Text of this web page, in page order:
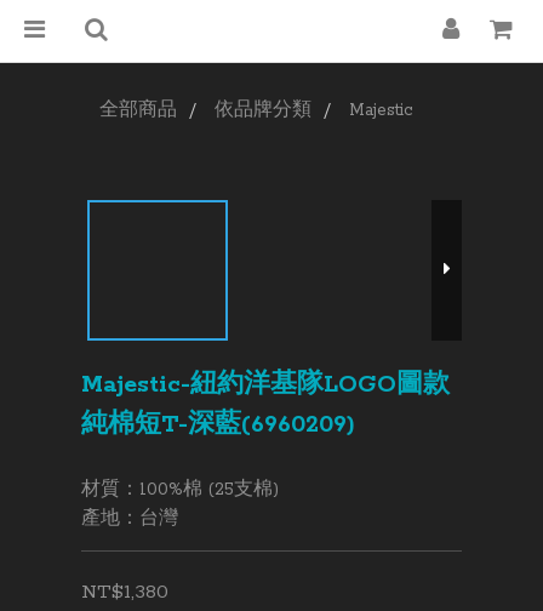
全部商品 依品牌分類 Majestic
Majestic-紐約洋基隊LOGO圖款
純棉短T-深藍(6960209)
材質：100%棉 (25支棉)
產地：台灣
NT$1,380